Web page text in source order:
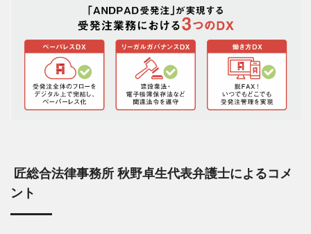
匠総合法律事務所 秋野卓生代表弁護士によるコメ
ント